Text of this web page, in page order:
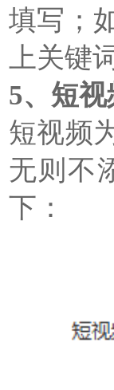
填写；
上关键
5、 短视
短视频
无则不
下：